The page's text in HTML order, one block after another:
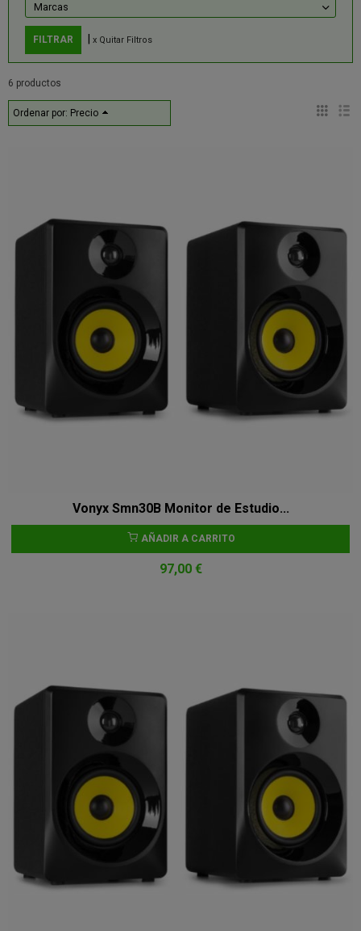
Marcas
x Quitar Filtros
6 productos
Ordenar por: Precio
Vonyx Smn30B Monitor de Estudio...
AÑADIR A CARRITO
97,00 €